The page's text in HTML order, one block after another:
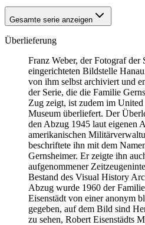
Gesamte serie anzeigen
Überlieferung
Franz Weber, der Fotograf
eingerichteten Bildstelle
von ihm selbst archiviert und
der Serie, die die Familie
Zug zeigt, ist zudem im
Museum überliefert. Der
den Abzug 1945 laut eigenen
amerikanischen
beschriftete ihn mit dem
Gernsheimer. Er zeigte ihn
aufgenommener
Bestand des Visual History
Abzug wurde 1960 der
Eisenstädt von einer anonym
gegeben, auf dem Bild sind
zu sehen, Robert Eisenstädts